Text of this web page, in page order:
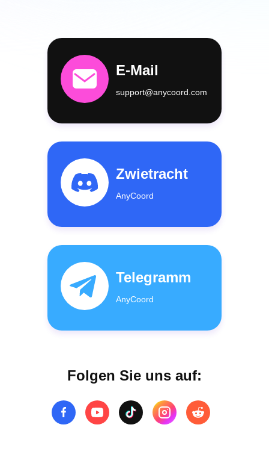
E-Mail
support@anycoord.com
Zwietracht
AnyCoord
Telegramm
AnyCoord
Folgen Sie uns auf: